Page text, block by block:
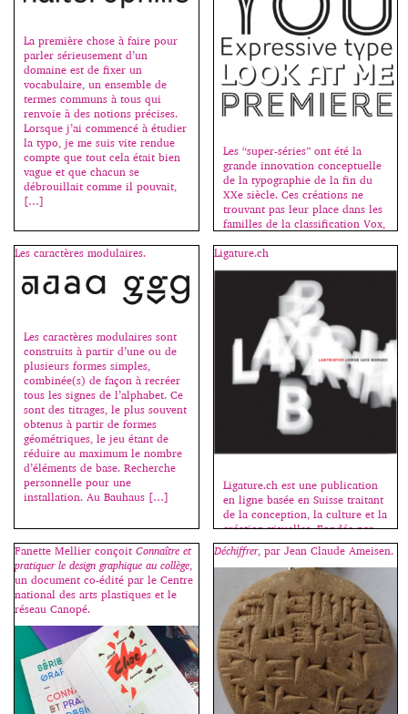
noms de ceux qui forment ce
gratuites en éditions limitées
(sur une période ou une
quantité définie). C’est jusqu’à
ce soir, on se précipite, merci à
eux ! http://lift-type.fr/
http://lift-type.tumblr.com/
La première chose à faire pour
parler sérieusement d’un
domaine est de fixer un
vocabulaire, un ensemble de
termes communs à tous qui
renvoie à des notions précises.
Lorsque j’ai commencé à étudier
la typo, je me suis vite rendue
compte que tout cela était bien
vague et que chacun se
débrouillait comme il pouvait,
[…]
Les “super-séries” ont été la
grande innovation conceptuelle
de la typographie de la fin du
XXe siècle. Ces créations ne
trouvant pas leur place dans les
familles de la classification Vox,
nouvelle, la famille des
“sériales”. Les premières sériales
sont des caractères à variantes, –
le plus souvent […]
Les caractères modulaires.
Les caractères modulaires sont
construits à partir d’une ou de
plusieurs formes simples,
combinée(s) de façon à recréer
tous les signes de l’alphabet. Ce
sont des titrages, le plus souvent
obtenus à partir de formes
géométriques, le jeu étant de
réduire au maximum le nombre
d’éléments de base. Recherche
personnelle pour une
installation. Au Bauhaus […]
Ligature.ch
Ligature.ch est une publication
en ligne basée en Suisse traitant
de la conception, la culture et la
création visuelles. Fondée par
Dennis Moya en 2011,
Ligature.ch est maintenant dirigé
par le studio Bähler
Moya (designers duo Dennis
Moya et Tiffany Bähler). Le site
est composé de différentes
rubriques : interviews, design,
design graphique, design
industriel, photographie, illustra
tion et création de caractères.
Chaque projet est accompagné
d’une […]
Fanette Mellier conçoit Connaître et
pratiquer le design graphique au collège,
un document co-édité par le Centre
national des arts plastiques et le
réseau Canopé.
Déchiffrer, par Jean Claude Ameisen.